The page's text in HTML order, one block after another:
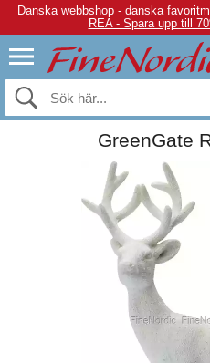
Danska webbshop - danska
REA - Spara upp till
GreenGate